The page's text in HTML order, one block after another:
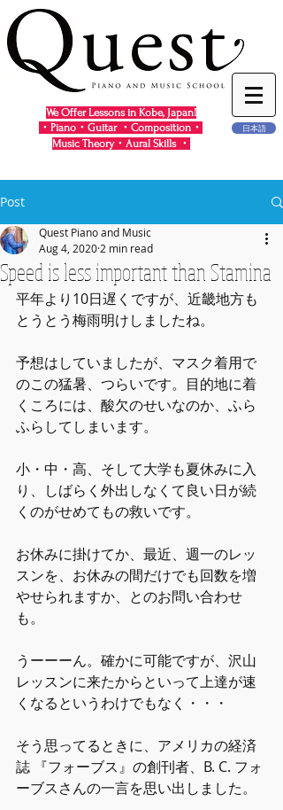
We Offer Lessons in Kobe, Japan!
・Piano・Guitar ・Composition・
Music Theory・Aural Skills ・
日本語
Post
Speed is less important than Stamina
Quest Piano and Music
Aug 4, 2020 2 min read
平年より10日遅くですが、近畿地方も
とうとう梅雨明けしましたね。
予想はしていましたが、マスク着用で
のこの猛暑、つらいです。目的地に着
くころには、酸欠のせいなのか、ふら
ふらしてしまいます。
小・中・高、そして大学も夏休みに入
り、しばらく外出しなくて良い日が続
くのがせめてもの救いです。
お休みに掛けてか、最近、週一のレッ
スンを、お休みの間だけでも回数を増
やせられますか、とのお問い合わせ
も。
うーーーん。確かに可能ですが、沢山
レッスンに来たからといって上達が速
くなるというわけでもなく・・・
そう思ってるときに、アメリカの経済
誌 『フォーブス』の創刊者、B. C. フォ
ーブスさんの一言を思い出しました。